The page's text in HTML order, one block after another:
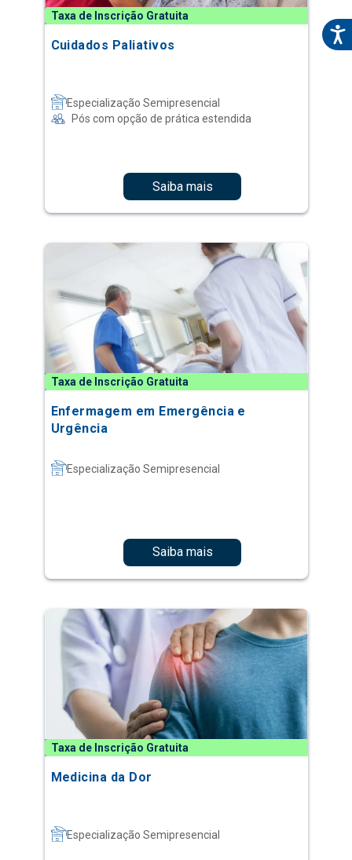
Taxa de Inscrição Gratuita
Cuidados Paliativos
Especialização Semipresencial
Pós com opção de prática estendida
Saiba mais
Taxa de Inscrição Gratuita
Enfermagem em Emergência e
Urgência
Especialização Semipresencial
Saiba mais
Taxa de Inscrição Gratuita
Medicina da Dor
Especialização Semipresencial